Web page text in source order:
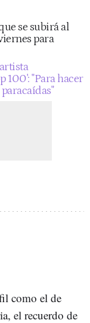
se subirá al
para
100': "Para hacer
como el de
el recuerdo de